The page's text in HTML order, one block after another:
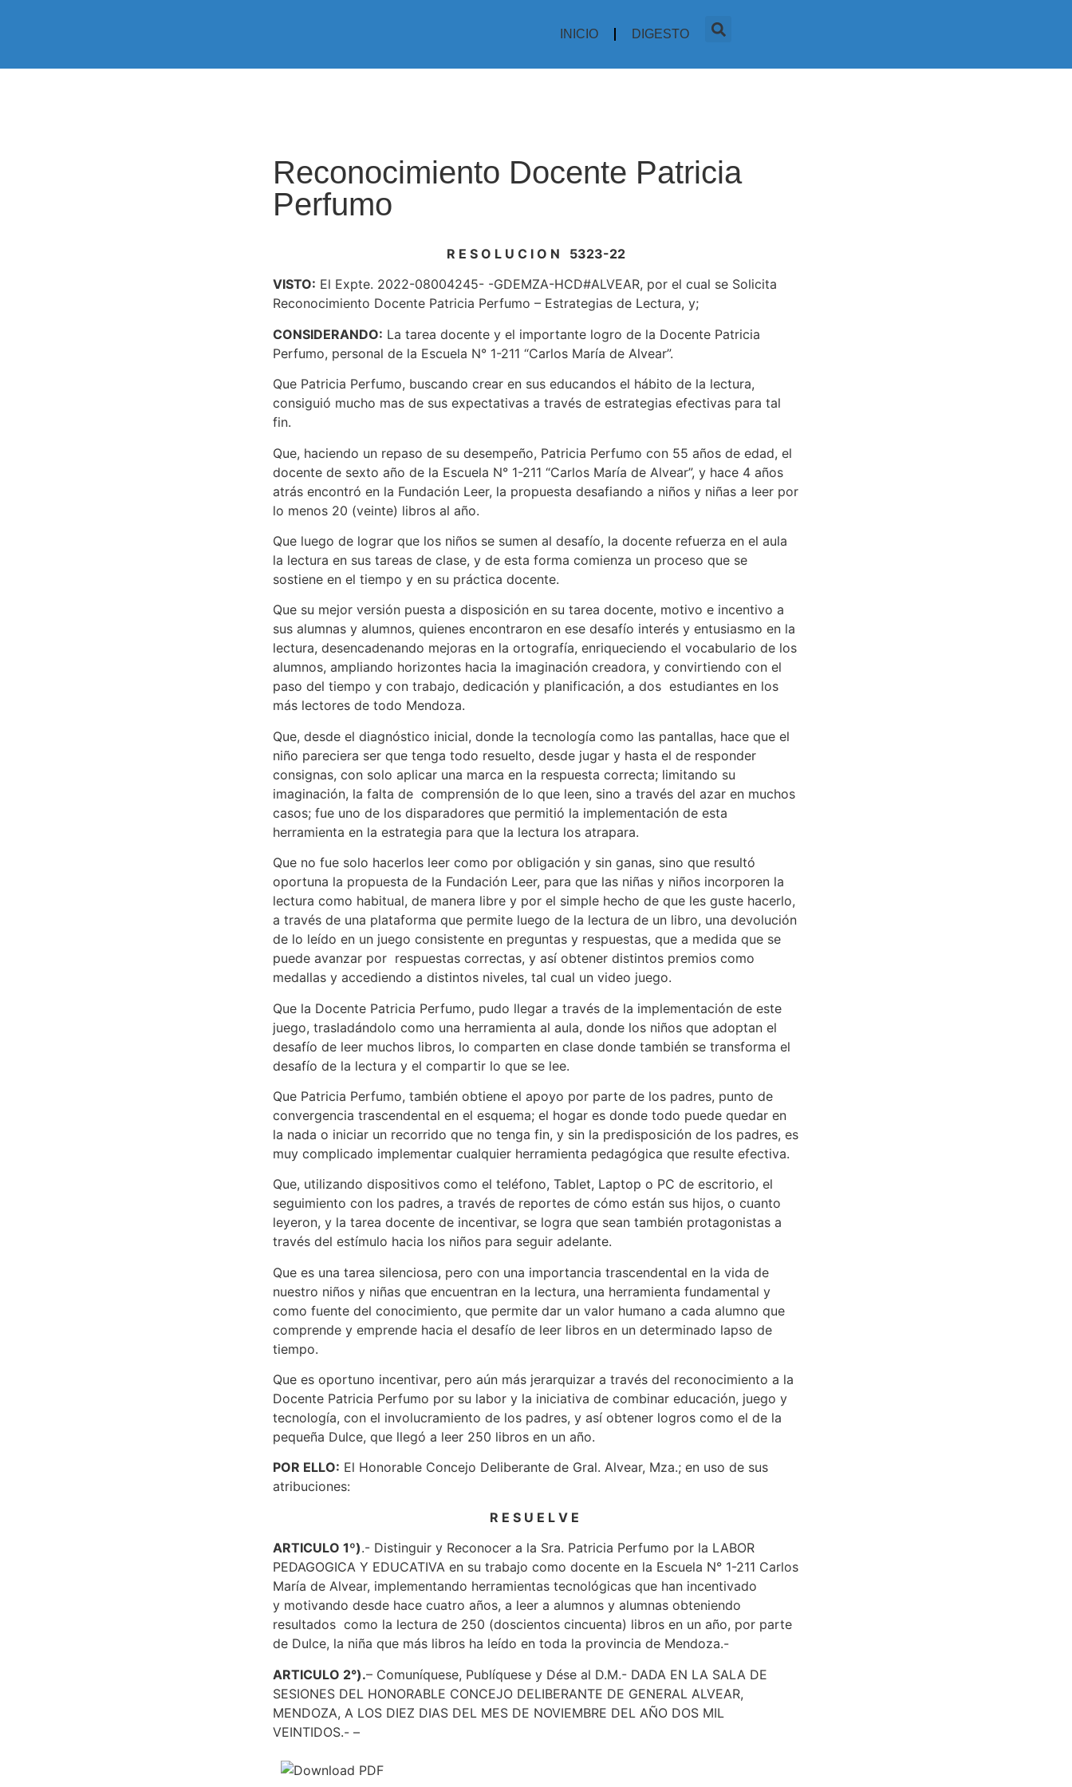
INICIO DIGESTO
Reconocimiento Docente Patricia
Perfumo
R E S O L U C I O N 5323-22
VISTO: El Expte. 2022-08004245- -GDEMZA-HCD#ALVEAR, por el cual se Solicita
Reconocimiento Docente Patricia Perfumo – Estrategias de Lectura, y;
CONSIDERANDO: La tarea docente y el importante logro de la Docente Patricia
Perfumo, personal de la Escuela N° 1-211 “Carlos María de Alvear”.
Que Patricia Perfumo, buscando crear en sus educandos el hábito de la lectura,
consiguió mucho mas de sus expectativas a través de estrategias efectivas para tal
fin.
Que, haciendo un repaso de su desempeño, Patricia Perfumo con 55 años de edad, el
docente de sexto año de la Escuela N° 1-211 “Carlos María de Alvear”, y hace 4 años
atrás encontró en la Fundación Leer, la propuesta desafiando a niños y niñas a leer por
lo menos 20 (veinte) libros al año.
Que luego de lograr que los niños se sumen al desafío, la docente refuerza en el aula
la lectura en sus tareas de clase, y de esta forma comienza un proceso que se
sostiene en el tiempo y en su práctica docente.
Que su mejor versión puesta a disposición en su tarea docente, motivo e incentivo a
sus alumnas y alumnos, quienes encontraron en ese desafío interés y entusiasmo en la
lectura, desencadenando mejoras en la ortografía, enriqueciendo el vocabulario de los
alumnos, ampliando horizontes hacia la imaginación creadora, y convirtiendo con el
paso del tiempo y con trabajo, dedicación y planificación, a dos estudiantes en los
más lectores de todo Mendoza.
Que, desde el diagnóstico inicial, donde la tecnología como las pantallas, hace que el
niño pareciera ser que tenga todo resuelto, desde jugar y hasta el de responder
consignas, con solo aplicar una marca en la respuesta correcta; limitando su
imaginación, la falta de comprensión de lo que leen, sino a través del azar en muchos
casos; fue uno de los disparadores que permitió la implementación de esta
herramienta en la estrategia para que la lectura los atrapara.
Que no fue solo hacerlos leer como por obligación y sin ganas, sino que resultó
oportuna la propuesta de la Fundación Leer, para que las niñas y niños incorporen la
lectura como habitual, de manera libre y por el simple hecho de que les guste hacerlo,
a través de una plataforma que permite luego de la lectura de un libro, una devolución
de lo leído en un juego consistente en preguntas y respuestas, que a medida que se
puede avanzar por respuestas correctas, y así obtener distintos premios como
medallas y accediendo a distintos niveles, tal cual un video juego.
Que la Docente Patricia Perfumo, pudo llegar a través de la implementación de este
juego, trasladándolo como una herramienta al aula, donde los niños que adoptan el
desafío de leer muchos libros, lo comparten en clase donde también se transforma el
desafío de la lectura y el compartir lo que se lee.
Que Patricia Perfumo, también obtiene el apoyo por parte de los padres, punto de
convergencia trascendental en el esquema; el hogar es donde todo puede quedar en
la nada o iniciar un recorrido que no tenga fin, y sin la predisposición de los padres, es
muy complicado implementar cualquier herramienta pedagógica que resulte efectiva.
Que, utilizando dispositivos como el teléfono, Tablet, Laptop o PC de escritorio, el
seguimiento con los padres, a través de reportes de cómo están sus hijos, o cuanto
leyeron, y la tarea docente de incentivar, se logra que sean también protagonistas a
través del estímulo hacia los niños para seguir adelante.
Que es una tarea silenciosa, pero con una importancia trascendental en la vida de
nuestro niños y niñas que encuentran en la lectura, una herramienta fundamental y
como fuente del conocimiento, que permite dar un valor humano a cada alumno que
comprende y emprende hacia el desafío de leer libros en un determinado lapso de
tiempo.
Que es oportuno incentivar, pero aún más jerarquizar a través del reconocimiento a la
Docente Patricia Perfumo por su labor y la iniciativa de combinar educación, juego y
tecnología, con el involucramiento de los padres, y así obtener logros como el de la
pequeña Dulce, que llegó a leer 250 libros en un año.
POR ELLO: El Honorable Concejo Deliberante de Gral. Alvear, Mza.; en uso de sus
atribuciones:
R E S U E L V E
ARTICULO 1º).- Distinguir y Reconocer a la Sra. Patricia Perfumo por la LABOR
PEDAGOGICA Y EDUCATIVA en su trabajo como docente en la Escuela N° 1-211 Carlos
María de Alvear, implementando herramientas tecnológicas que han incentivado
y motivando desde hace cuatro años, a leer a alumnos y alumnas obteniendo
resultados como la lectura de 250 (doscientos cincuenta) libros en un año, por parte
de Dulce, la niña que más libros ha leído en toda la provincia de Mendoza.-
ARTICULO 2°).– Comuníquese, Publíquese y Dése al D.M.- DADA EN LA SALA DE
SESIONES DEL HONORABLE CONCEJO DELIBERANTE DE GENERAL ALVEAR,
MENDOZA, A LOS DIEZ DIAS DEL MES DE NOVIEMBRE DEL AÑO DOS MIL
VEINTIDOS.- –